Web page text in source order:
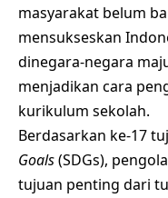
masyarakat belum
mensukseskan
dinegara-negara
menjadikan cara
kurikulum sekolah.
Berdasarkan ke-17
Goals(SDGs),
tujuan penting dari